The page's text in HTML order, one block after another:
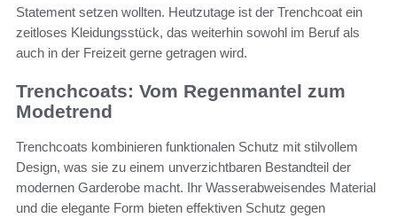
Statement setzen wollten. Heutzutage ist der Trenchcoat ein
zeitloses Kleidungsstück, das weiterhin sowohl im Beruf als
auch in der Freizeit gerne getragen wird.
Trenchcoats: Vom Regenmantel zum
Modetrend
Trenchcoats kombinieren funktionalen Schutz mit stilvollem
Design, was sie zu einem unverzichtbaren Bestandteil der
modernen Garderobe macht. Ihr Wasserabweisendes Material
und die elegante Form bieten effektiven Schutz gegen